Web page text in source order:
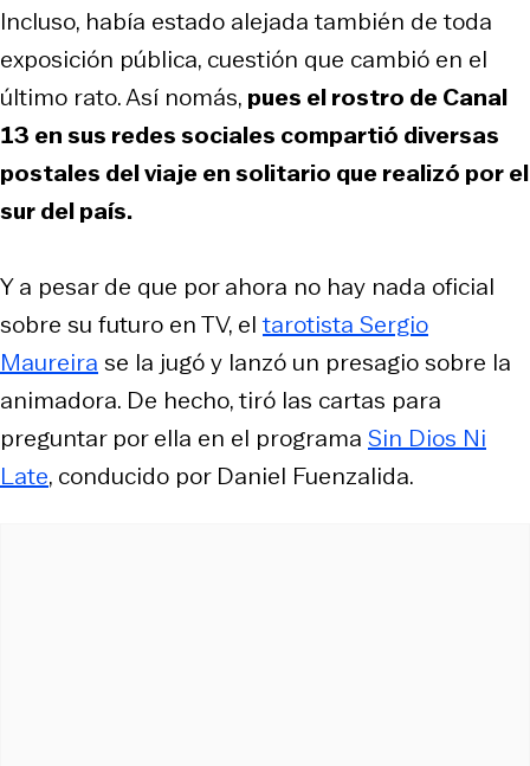
Incluso, había estado alejada también de toda
exposición pública, cuestión que cambió en el
último rato. Así nomás, pues el rostro de Canal
13 en sus redes sociales compartió diversas
postales del viaje en solitario que realizó por el
sur del país.
Y a pesar de que por ahora no hay nada oficial
sobre su futuro en TV, eltarotista Sergio
Maureira se la jugó y lanzó un presagio sobre la
animadora. De hecho, tiró las cartas para
preguntar por ella en el programa Sin Dios Ni
Late, conducido por Daniel Fuenzalida.